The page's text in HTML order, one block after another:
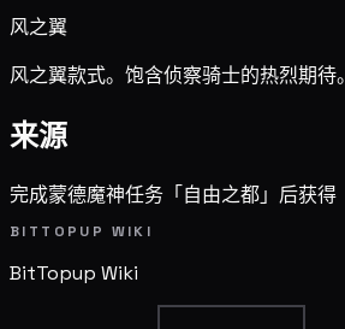
风之翼
风之翼款式。饱含侦察骑士的热烈期待。
来源
完成蒙德魔神任务「自由之都」后获得
BITTOPUP WIKI
BitTopup Wiki